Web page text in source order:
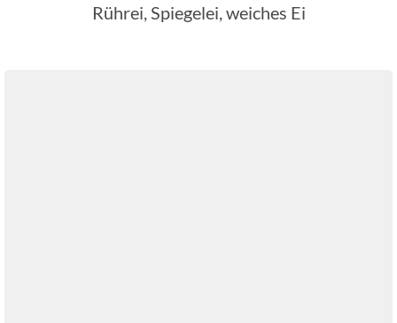
Rührei, Spiegelei, weiches Ei